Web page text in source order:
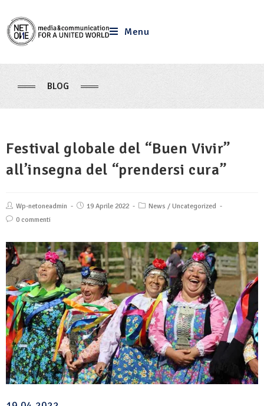
Menu
BLOG
Festival globale del “Buen Vivir”
all’insegna del “prendersi cura”
Wp-netoneadmin 19 Aprile 2022 News / Uncategorized
0 commenti